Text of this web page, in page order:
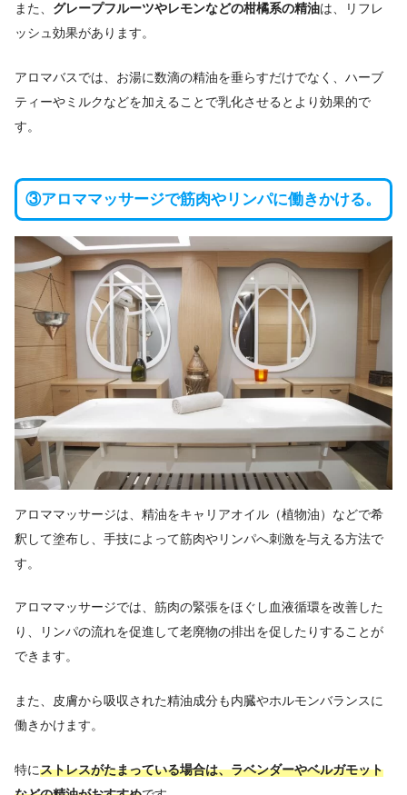
また、 グレープフルーツやレモンなどの柑橘系の精油は、リフレ
ッシュ効果があります。
アロマバスでは、お湯に数滴の精油を垂らすだけでなく、ハーブ
ティーやミルクなどを加えることで乳化させるとより効果的で
す。
③アロママッサージで筋肉やリンパに働きかける。
アロママッサージは、精油をキャリアオイル（植物油）などで希
釈して塗布し、手技によって筋肉やリンパへ刺激を与える方法で
す。
アロママッサージでは、筋肉の緊張をほぐし血液循環を改善した
り、リンパの流れを促進して老廃物の排出を促したりすることが
できます。
また、皮膚から吸収された精油成分も内臓やホルモンバランスに
働きかけます。
特にストレスがたまっている場合は、ラベンダーやベルガモット